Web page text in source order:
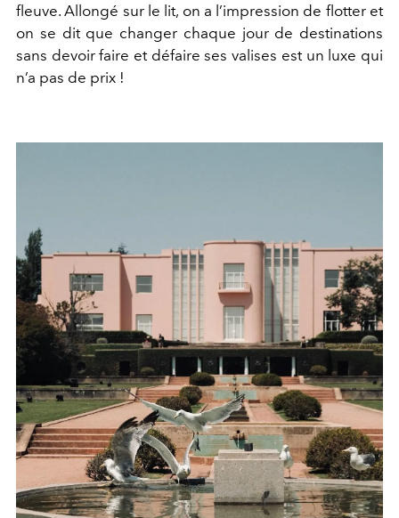
fleuve. Allongé sur le lit, on a l’impression de flotter et
on se dit que changer chaque jour de destinations
sans devoir faire et défaire ses valises est un luxe qui
n’a pas de prix !